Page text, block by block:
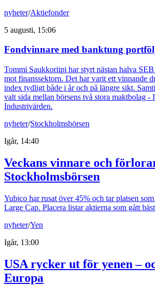
nyheter/Aktiefonder
5 augusti, 15:06
Fondvinnare med banktung
Tommi Saukkoriipi har styrt nästan halva
mot finanssektorn. Det har varit ett vinnande
index tydligt både i år och på längre sikt.
valt sida mellan börsens två stora maktbolag -
Industrivärden.
nyheter/Stockholmsbörsen
Igår, 14:40
Veckans vinnare och
Stockholmsbörsen
Yubico har rusat över 45% och tar platsen
Large Cap. Placera listar aktierna som gått
nyheter/Yen
Igår, 13:00
USA rycker ut för yenen –
Europa